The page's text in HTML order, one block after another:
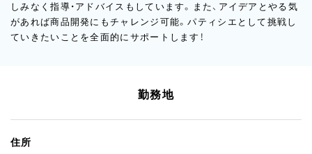
しみなく指導・アドバイスもしています。また、アイデアとやる気
があれば商品開発にもチャレンジ可能。パティシエとして挑戦し
ていきたいことを全面的にサポートします！
勤務地
住所